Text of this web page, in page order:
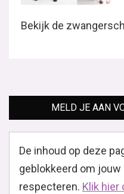
Bekijk de
MELD JE AAN
De inhoud op deze
geblokkeerd om
respecteren. Klik hier